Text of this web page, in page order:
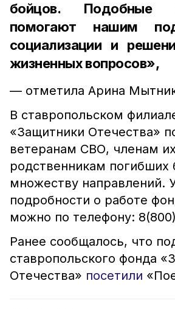
бойцов. Подобные
помогают нашим
социализации и
жизненных вопросов»,
— отметила Арина
В ставропольском
«Защитники Отечества»
ветеранам СВО, членам
родственникам погибших
множеству направлений.
подробности о работе
можно по телефону:
Ранее сообщалось, что
ставропольского фонда
Отечества» посетили